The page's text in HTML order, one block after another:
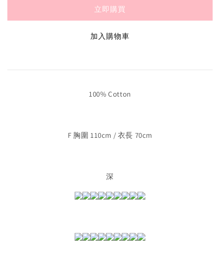
立即購買
加入購物車
100% Cotton
F 胸圍 110cm / 衣長 70cm
深